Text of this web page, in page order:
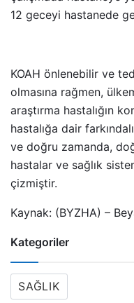
12 geceyi hastanede
KOAH önlenebilir ve
olmasına rağmen,
araştırma hastalığın
hastalığa dair
ve doğru zamanda,
hastalar ve sağlık
çizmiştir.
Kaynak: (BYZHA) –
Kategoriler
SAĞLIK